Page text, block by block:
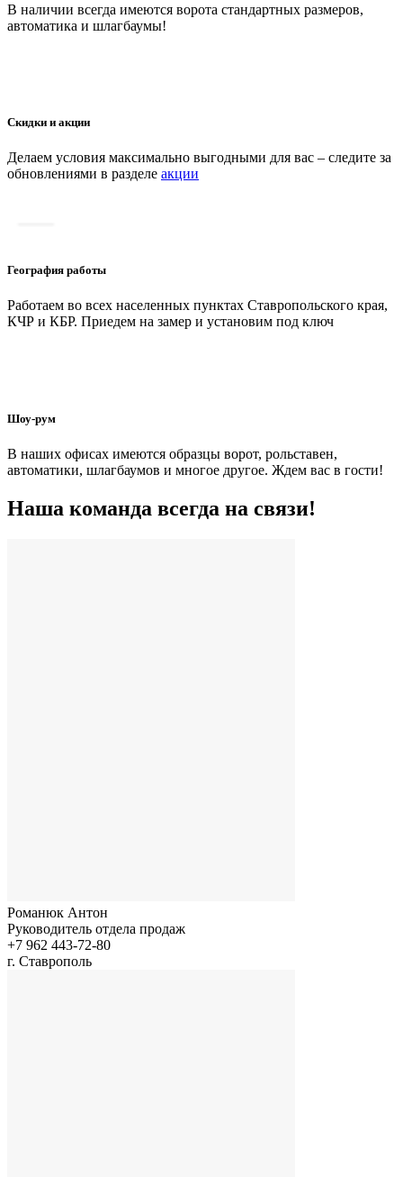
В наличии всегда имеются ворота стандартных размеров,
автоматика и шлагбаумы!
Скидки и акции
Делаем условия максимально выгодными для вас – следите за
обновлениями в разделе акции
География работы
Работаем во всех населенных пунктах Ставропольского края,
КЧР и КБР. Приедем на замер и установим под ключ
Шоу-рум
В наших офисах имеются образцы ворот, рольставен,
автоматики, шлагбаумов и многое другое. Ждем вас в гости!
Наша команда всегда на связи!
Романюк Антон
Руководитель отдела продаж
+7 962 443-72-80
г. Ставрополь